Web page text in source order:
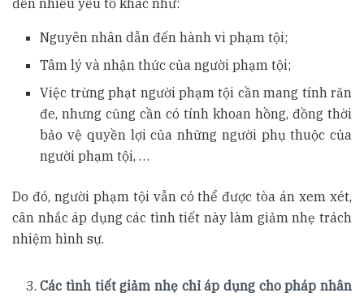
đến nhiều yếu tố khác như:
Nguyên nhân dẫn đến hành vi phạm tội;
Tâm lý và nhận thức của người phạm tội;
Việc trừng phạt người phạm tội cần mang tính răn
đe, nhưng cũng cần có tính khoan hồng, đồng thời
bảo vệ quyền lợi của những người phụ thuộc của
người phạm tội, …
Do đó, người phạm tội vẫn có thể được tòa án xem xét,
cân nhắc áp dụng các tình tiết này làm giảm nhẹ trách
nhiệm hình sự.
Các tình tiết giảm nhẹ chỉ áp dụng cho pháp nhân